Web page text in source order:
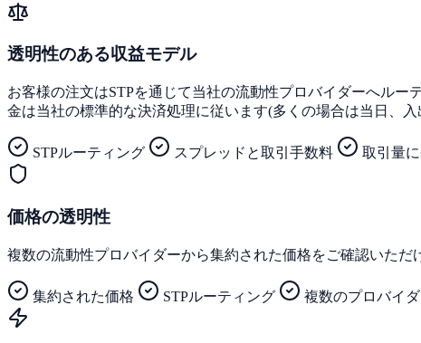
透明性のある収益モデル
お客様の注文はSTPを通じて当社の流動性プロバイダーへル
金は当社の標準的な決済処理に従います(多くの場合は当日、入
STPルーティング スプレッドと取引手数料 取引量
価格の透明性
複数の流動性プロバイダーから集約された価格をご確認いた
集約された価格 STPルーティング 複数のプロバイ